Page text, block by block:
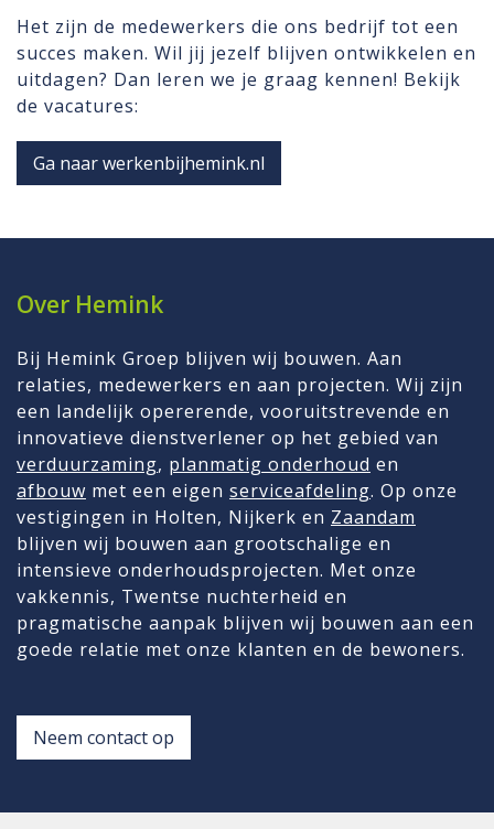
Het zijn de medewerkers die ons bedrijf tot een
succes maken. Wil jij jezelf blijven ontwikkelen en
uitdagen? Dan leren we je graag kennen! Bekijk
de vacatures:
Ga naar werkenbijhemink.nl
Over Hemink
Bij Hemink Groep blijven wij bouwen. Aan
relaties, medewerkers en aan projecten. Wij zijn
een landelijk opererende, vooruitstrevende en
innovatieve dienstverlener op het gebied van
verduurzaming, planmatig onderhoud en
afbouw met een eigen serviceafdeling. Op onze
vestigingen in Holten, Nijkerk en Zaandam
blijven wij bouwen aan grootschalige en
intensieve onderhoudsprojecten. Met onze
vakkennis, Twentse nuchterheid en
pragmatische aanpak blijven wij bouwen aan een
goede relatie met onze klanten en de bewoners.
Neem contact op